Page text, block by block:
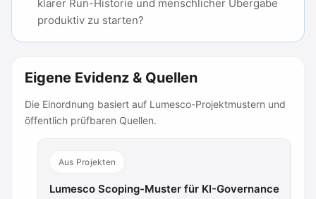
klarer Run-Historie und menschlicher Übergabe
produktiv zu starten?
Eigene Evidenz & Quellen
Die Einordnung basiert auf Lumesco-Projektmustern und
öffentlich prüfbaren Quellen.
Aus Projekten
Lumesco Scoping-Muster für KI-Governance